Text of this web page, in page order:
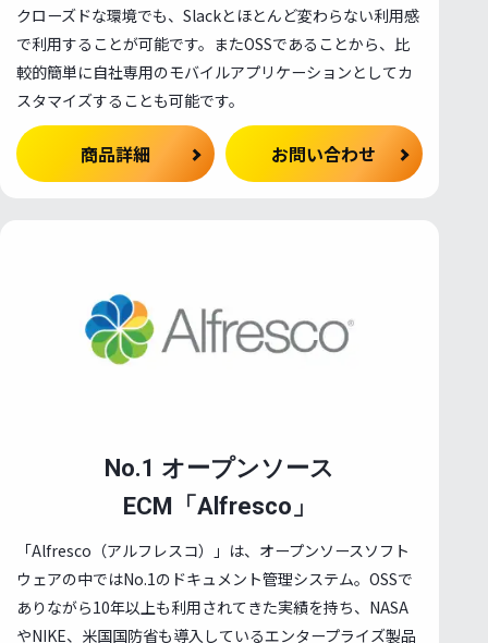
クローズドな環境でも、Slackとほとんど変わらない利用感
で利用することが可能です。またOSSであることから、比
較的簡単に自社専用のモバイルアプリケーションとしてカ
スタマイズすることも可能です。
商品詳細 お問い合わせ
No.1 オープンソース
ECM「Alfresco」
「Alfresco（アルフレスコ）」は、オープンソースソフト
ウェアの中ではNo.1のドキュメント管理システム。OSSで
ありながら10年以上も利用されてきた実績を持ち、NASA
やNIKE、米国国防省も導入しているエンタープライズ製品